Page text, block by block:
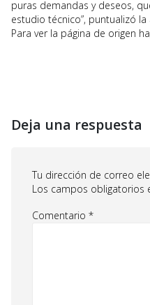
puras demandas y deseos,
estudio técnico”, puntualizó
Para ver la página de origen
Deja una respuesta
Tu dirección de correo
Los campos obligatorios
Comentario *